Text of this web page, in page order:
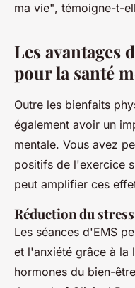
ma vie", témoigne-t-
Les avantages
pour la santé
Outre les bienfaits
également avoir un
mentale. Vous avez
positifs de l'exercice
peut amplifier ces
Réduction du
Les séances d'EMS
et l'anxiété grâce à la
hormones du bien-